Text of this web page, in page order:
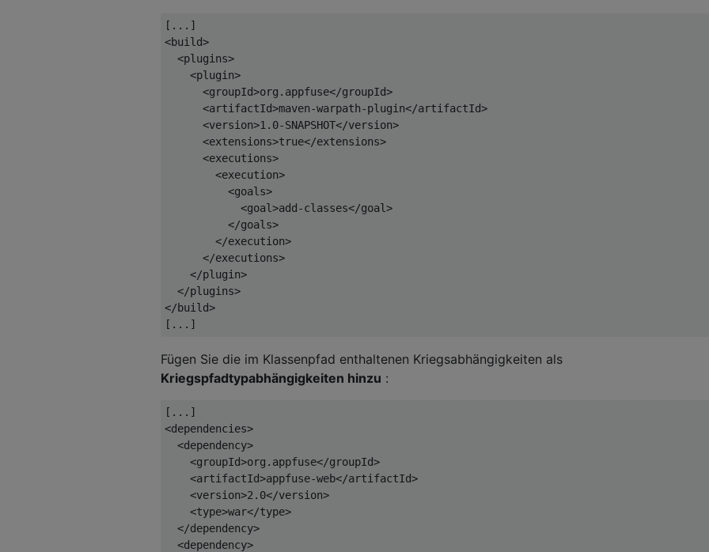
<build>
<plugins>
<plugin>
<groupId>org.appfuse</groupId>
<artifactId>maven-warpath-plugin</artifactId>
<version>1.0-SNAPSHOT</version>
<extensions>true</extensions>
<executions>
<execution>
<goals>
<goal>add-classes</goal>
</goals>
</execution>
</executions>
</plugin>
</plugins>
</build>
[...]
Fügen Sie die im Klassenpfad enthaltenen Kriegsabhängigkeiten als
Kriegspfadtypabhängigkeiten hinzu :
<dependencies>
<dependency>
<groupId>org.appfuse</groupId>
<artifactId>appfuse-web</artifactId>
<version>2.0</version>
<type>war</type>
</dependency>
<dependency>